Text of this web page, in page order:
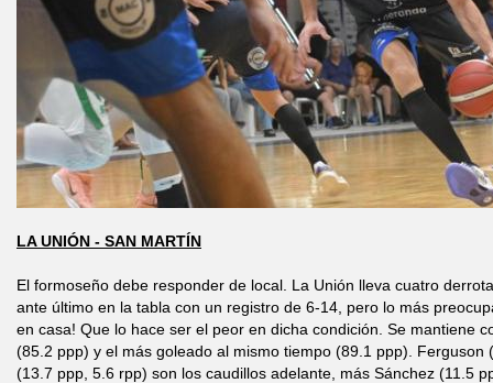
LA UNIÓN - SAN MARTÍN
El formoseño debe responder de local. La Unión lleva cuatro
ante último en la tabla con un registro de 6-14, pero lo más
en casa! Que lo hace ser el peor en dicha condición. Se mantiene
(85.2 ppp) y el más goleado al mismo tiempo (89.1 ppp). Ferguson
(13.7 ppp, 5.6 rpp) son los caudillos adelante, más Sánchez (11.5